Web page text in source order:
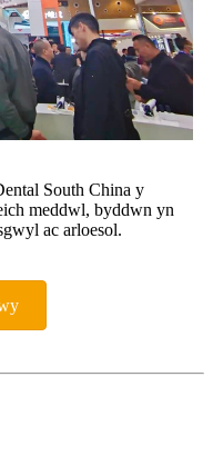
South China y
meddwl, byddwn yn
ac arloesol.